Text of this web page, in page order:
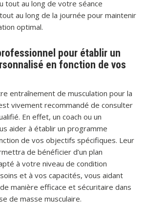
tout au long de votre séance
au long de la journée pour maintenir
optimal.
pour établir un
en fonction de vos
entraînement de musculation pour la
vivement recommandé de consulter
En effet, un coach ou un
aider à établir un programme
de vos objectifs spécifiques. Leur
de bénéficier d’un plan
à votre niveau de condition
et à vos capacités, vous aidant
manière efficace et sécuritaire dans
de masse musculaire.